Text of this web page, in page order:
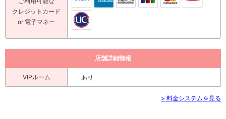
クレジットカード
or 電子マネー
店舗詳細情報
VIPルーム あり
> 料金システムを見る